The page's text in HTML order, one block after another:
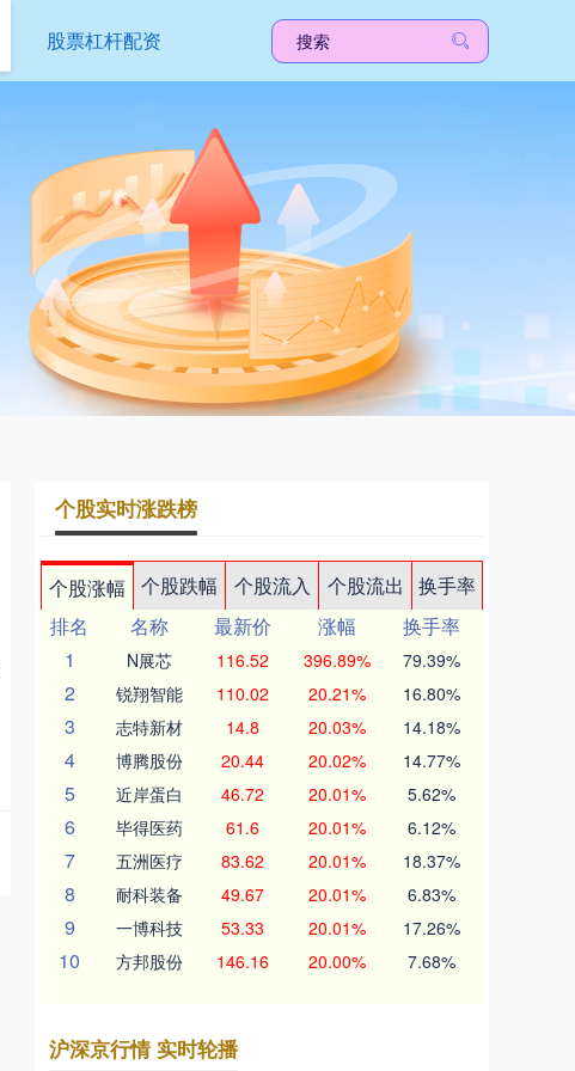
股票杠杆配资
个股实时涨跌榜
个股涨幅 个股跌幅 个股流入 个股流出
换手率
排名
名称 最新价 涨幅
换手率
1
N展芯 116.52 396.89% 79.39%
2 锐翔智能 110.02 20.21% 16.80%
3 志特新材 14.8 20.03% 14.18%
4 博腾股份 20.44 20.02% 14.77%
5 近岸蛋白 46.72 20.01% 5.62%
6 毕得医药 61.6 20.01% 6.12%
7 五洲医疗 83.62 20.01% 18.37%
8 耐科装备 49.67 20.01% 6.83%
9 一博科技 53.33 20.01% 17.26%
10 方邦股份 146.16 20.00% 7.68%
沪深京行情 实时轮播